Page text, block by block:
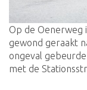
Op de Oenerweg
gewond geraakt
ongeval
met de